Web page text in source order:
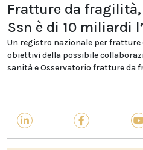
Fratture da
Ssn è di 10 miliardi
Un registro nazionale per fratture
obiettivi della possibile
sanità e Osservatorio fratture da